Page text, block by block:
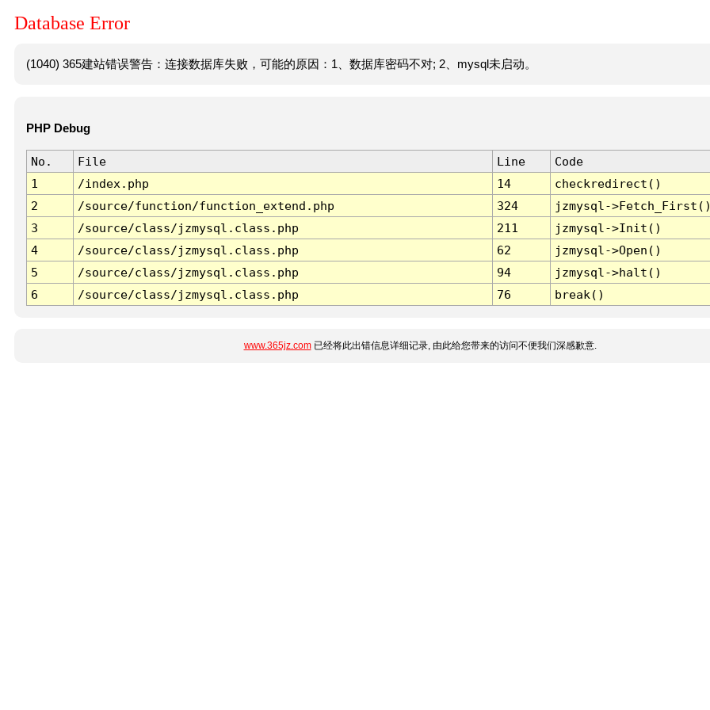
Database Error
(1040) 365建站错误警告：连接数据库失败，可能的原因：1、数据库密码不对; 2、mysql未启动。
PHP Debug
No. File Line
Code
1
/index.php 14
checkredirect()
2
/source/function/function_extend.php 324
jzmysql-
3
/source/class/jzmysql.class.php 211
jzmysql->Init()
4
/source/class/jzmysql.class.php 62
jzmysql->Open()
5
/source/class/jzmysql.class.php 94
jzmysql->halt()
6
/source/class/jzmysql.class.php 76 break()
www.365jz.com已经将此出错信息详细记录, 由此给您带来的访问不便我们深感歉意.